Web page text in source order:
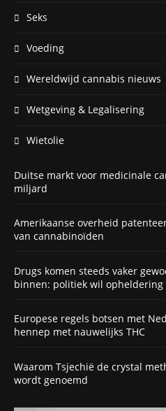
Seks
Voeding
Wereldwijd cannabis nieuws
Wetgeving & Legalisering
Wietolie
Duitse markt voor medicinale
miljard
Amerikaanse overheid
van cannabinoïden
Drugs komen steeds vaker
binnen: politiek wil opheldering
Europese regels botsen met
hennep met nauwelijks THC
Waarom Tsjechië de crystal
wordt genoemd